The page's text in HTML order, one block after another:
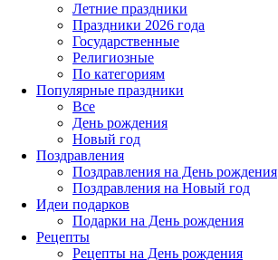
Летние праздники
Праздники 2026 года
Государственные
Религиозные
По категориям
Популярные праздники
Все
День рождения
Новый год
Поздравления
Поздравления на День рождения
Поздравления на Новый год
Идеи подарков
Подарки на День рождения
Рецепты
Рецепты на День рождения